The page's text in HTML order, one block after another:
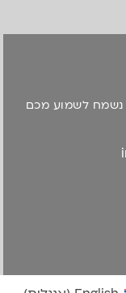
נשמח לשמוע מכם